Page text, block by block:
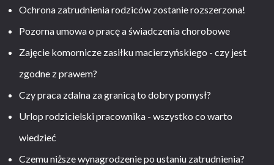
Ochrona zatrudnienia rodziców zostanie rozszerzona!
Pozorna umowa o pracę a świadczenia chorobowe
Zajęcie komornicze zasiłku macierzyńskiego - czy jest
zgodne z prawem?
Czy praca zdalna za granicą to dobry pomysł?
Urlop rodzicielski pracownika - wszystko co warto
wiedzieć
Czemu niższe wynagrodzenie po ustaniu zatrudnienia?